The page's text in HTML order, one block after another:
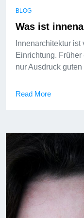
BLOG
Was ist
Innenarchitektur
Einrichtung.
nur Ausdruck
Read More